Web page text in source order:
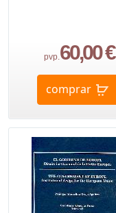
pvp.60,00 €
comprar